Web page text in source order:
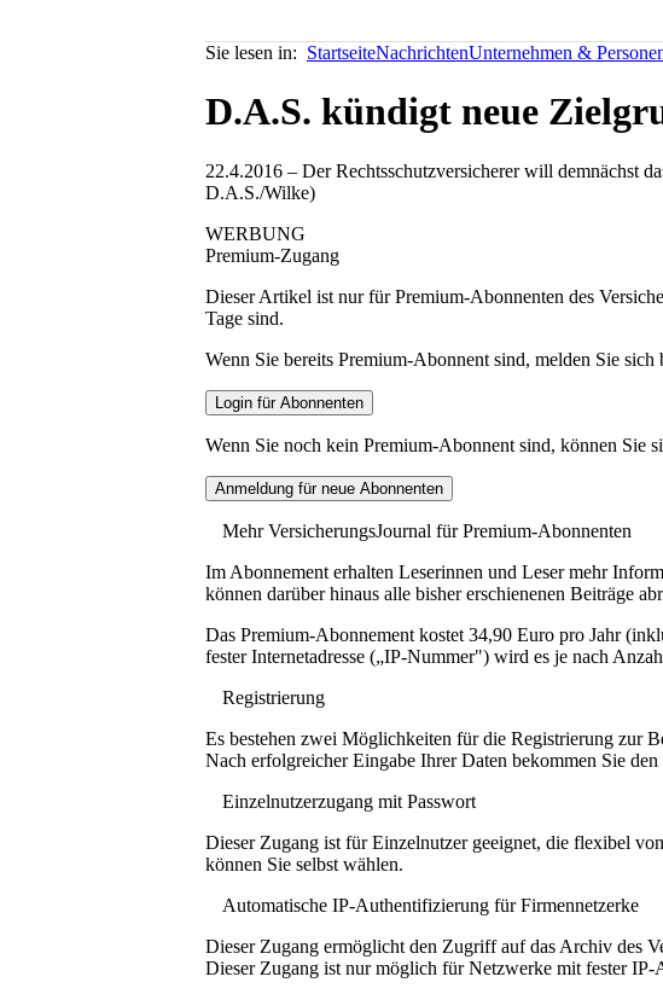
Sie lesen in: StartseiteNachrichtenUnternehmen &
D.A.S. kündigt neue
22.4.2016 – Der Rechtsschutzversicherer will demnächst
D.A.S./Wilke)
WERBUNG
Premium-Zugang
Dieser Artikel ist nur für Premium-Abonnenten des
Tage sind.
Wenn Sie bereits Premium-Abonnent sind, melden Sie sich
Wenn Sie noch kein Premium-Abonnent sind, können Sie
Mehr VersicherungsJournal für Premium-Abonnenten
Im Abonnement erhalten Leserinnen und Leser mehr
können darüber hinaus alle bisher erschienenen Beiträge
Das Premium-Abonnement kostet 34,90 Euro pro Jahr
fester Internetadresse („IP-Nummer") wird es je nach
Registrierung
Es bestehen zwei Möglichkeiten für die Registrierung zur
Nach erfolgreicher Eingabe Ihrer Daten bekommen Sie
Einzelnutzerzugang mit Passwort
Dieser Zugang ist für Einzelnutzer geeignet, die flexibel
können Sie selbst wählen.
Automatische IP-Authentifizierung für Firmennetzerke
Dieser Zugang ermöglicht den Zugriff auf das Archiv des
Dieser Zugang ist nur möglich für Netzwerke mit fester IP-